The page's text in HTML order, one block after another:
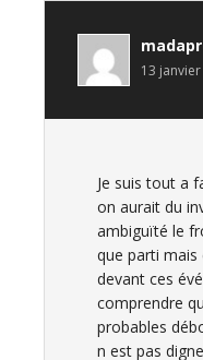
13
Je suis tout a
on aurait du
ambiguïté le
que parti
devant ces
comprendre
probables
n est pas